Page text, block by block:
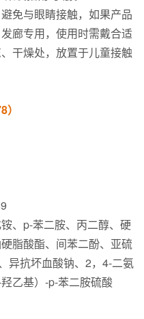
免与眼睛接触，如果产品
廊专用，使用时需戴合适
干燥处，放置于儿童接触
、p-苯二胺、丙二醇、硬
脂酸酯、间苯二酚、亚硫
异抗坏血酸钠、2，4-二氨
乙基）-p-苯二胺硫酸